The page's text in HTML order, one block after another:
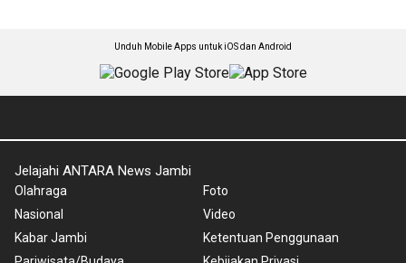
Unduh Mobile Apps untuk iOS dan Android
Jelajahi ANTARA News Jambi
Olahraga
Nasional
Kabar Jambi
Pariwisata/Budaya
Foto
Video
Ketentuan Penggunaan
Kebijakan Privasi